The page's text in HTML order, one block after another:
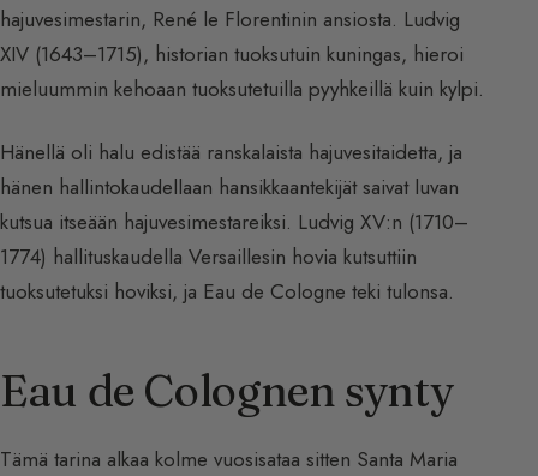
hajuvesimestarin, René le Florentinin ansiosta. Ludvig
XIV (1643–1715), historian tuoksutuin kuningas, hieroi
mieluummin kehoaan tuoksutetuilla pyyhkeillä kuin kylpi.
Hänellä oli halu edistää ranskalaista hajuvesitaidetta, ja
hänen hallintokaudellaan hansikkaantekijät saivat luvan
kutsua itseään hajuvesimestareiksi. Ludvig XV:n (1710–
1774) hallituskaudella Versaillesin hovia kutsuttiin
tuoksutetuksi hoviksi, ja Eau de Cologne teki tulonsa.
Eau de Colognen synty
Tämä tarina alkaa kolme vuosisataa sitten Santa Maria